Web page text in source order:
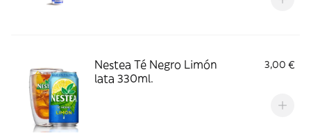
Nestea Té Negro Limón
lata 330ml.
3,00 €